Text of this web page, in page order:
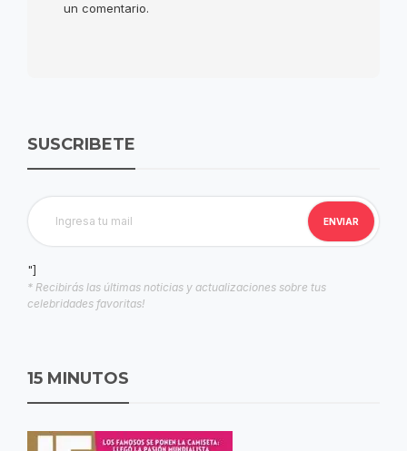
un comentario.
SUSCRIBETE
"]
* Recibirás las últimas noticias y actualizaciones sobre tus
celebridades favoritas!
15 MINUTOS